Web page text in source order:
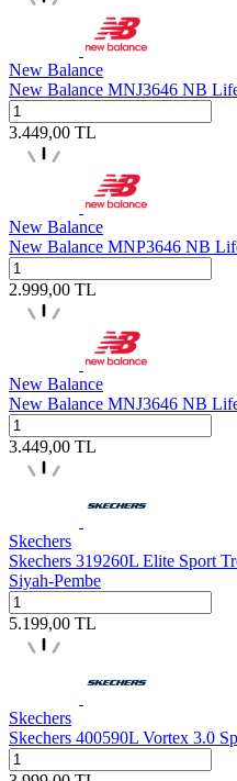
New Balance
New Balance MNJ3646 NB
3.449,00 TL
New Balance
New Balance MNP3646 NB
2.999,00 TL
New Balance
New Balance MNJ3646 NB
3.449,00 TL
Skechers
Skechers 319260L Elite Sport
Siyah-Pembe
5.199,00 TL
Skechers
Skechers 400590L Vortex 3.0